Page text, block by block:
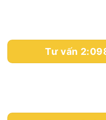
Tư vấn